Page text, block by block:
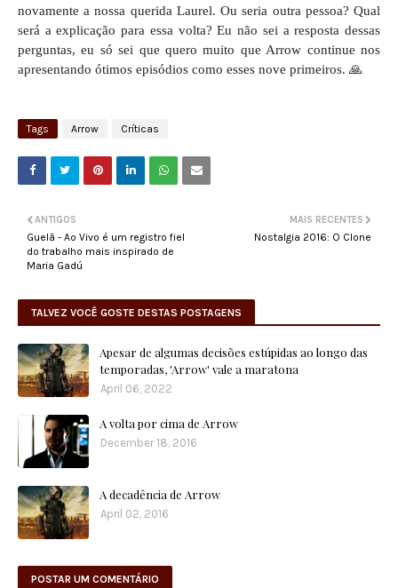
novamente a nossa querida Laurel. Ou seria outra pessoa? Qual
será a explicação para essa volta? Eu não sei a resposta dessas
perguntas, eu só sei que quero muito que Arrow continue nos
apresentando ótimos episódios como esses nove primeiros. 🙏
Tags Arrow Críticas
MAIS RECENTES
Nostalgia 2016: O Clone
ANTIGOS
Guelã - Ao Vivo é um registro fiel
do trabalho mais inspirado de
Maria Gadú
TALVEZ VOCÊ GOSTE DESTAS POSTAGENS
Apesar de algumas decisões estúpidas ao longo das
temporadas, 'Arrow' vale a maratona
April 06, 2022
A volta por cima de Arrow
December 18, 2016
A decadência de Arrow
April 02, 2016
POSTAR UM COMENTÁRIO